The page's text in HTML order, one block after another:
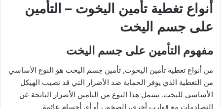
أنواع تغطية تأمين اليخوت – التأمين
على جسم اليخت
مفهوم التأمين على جسم اليخت
من أنواع تغطية تأمين اليخوت, تأمين جسم اليخت هو النوع الأساسي
من التغطية الذي يوفر الحماية ضد الأضرار التي قد تصيب الهيكل
الأساسي لليخت. يشمل هذا النوع من التأمين الأضرار الناتجة عن
التصادمات مع قوارب أخرى، الصخور، أو أي أجسام عائمة.